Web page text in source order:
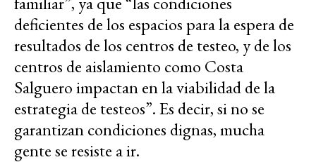
deficientes de los espacios para la espera de
resultados de los centros de testeo, y de los
centros de aislamiento como Costa
Salguero impactan en la viabilidad de la
estrategia de testeos”. Es decir, si no se
garantizan condiciones dignas, mucha
gente se resiste a ir.